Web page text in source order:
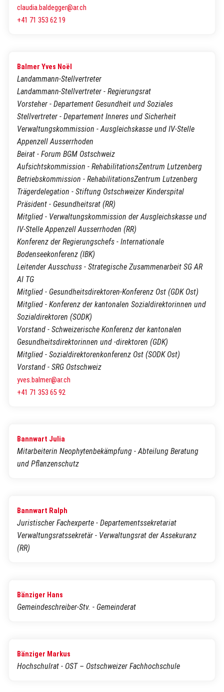
claudia.baldegger@ar.ch
+41 71 353 62 19
Balmer Yves Noël
Landammann-Stellvertreter
Landammann-Stellvertreter - Regierungsrat
Vorsteher - Departement Gesundheit und Soziales
Stellvertreter - Departement Inneres und Sicherheit
Verwaltungskommission - Ausgleichskasse und IV-Stelle
Appenzell Ausserrhoden
Beirat - Forum BGM Ostschweiz
Aufsichtskommission - RehabilitationsZentrum Lutzenberg
Betriebskommission - RehabilitationsZentrum Lutzenberg
Trägerdelegation - Stiftung Ostschweizer Kinderspital
Präsident - Gesundheitsrat (RR)
Mitglied - Verwaltungskommission der Ausgleichskasse und
IV-Stelle Appenzell Ausserrhoden (RR)
Konferenz der Regierungschefs - Internationale
Bodenseekonferenz (IBK)
Leitender Ausschuss - Strategische Zusammenarbeit SG AR
AI TG
Mitglied - Gesundheitsdirektoren-Konferenz Ost (GDK Ost)
Mitglied - Konferenz der kantonalen Sozialdirektorinnen und
Sozialdirektoren (SODK)
Vorstand - Schweizerische Konferenz der kantonalen
Gesundheitsdirektorinnen und -direktoren (GDK)
Mitglied - Sozialdirektorenkonferenz Ost (SODK Ost)
Vorstand - SRG Ostschweiz
yves.balmer@ar.ch
+41 71 353 65 92
Bannwart Julia
Mitarbeiterin Neophytenbekämpfung - Abteilung Beratung
und Pflanzenschutz
Bannwart Ralph
Juristischer Fachexperte - Departementssekretariat
Verwaltungsratssekretär - Verwaltungsrat der Assekuranz
(RR)
Bänziger Hans
Gemeindeschreiber-Stv. - Gemeinderat
Bänziger Markus
Hochschulrat - OST – Ostschweizer Fachhochschule